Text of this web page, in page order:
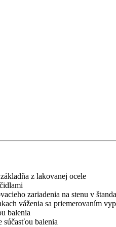
z lakovanej ocele
zariadenia na stenu v
váženia sa priemerovaním
balenia
súčasťou balenia